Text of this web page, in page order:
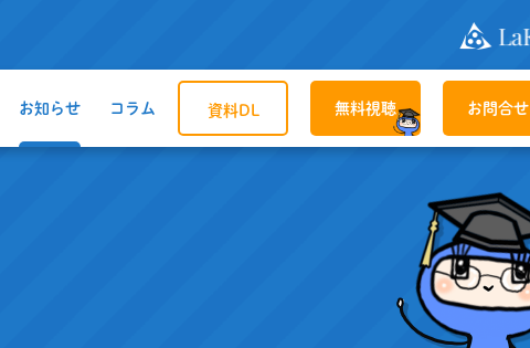
お知らせ コラム 資料DL 無料視聴 お問合せ